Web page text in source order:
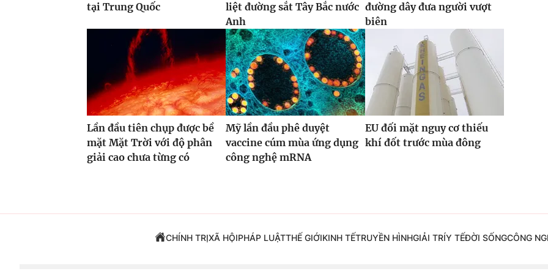
tại Trung Quốc
liệt đường sắt Tây Bắc nước
Anh
đường dây đưa người vượt
biên
Lần đầu tiên chụp được bề
mặt Mặt Trời với độ phân
giải cao chưa từng có
Mỹ lần đầu phê duyệt
vaccine cúm mùa ứng dụng
công nghệ mRNA
EU đối mặt nguy cơ thiếu
khí đốt trước mùa đông
CHÍNH TRỊXÃ HỘIPHÁP LUẬTTHẾ GIỚIKINH TẾTRUYỀN HÌNHGIẢI TRÍY TẾĐỜI SỐNGCÔNG